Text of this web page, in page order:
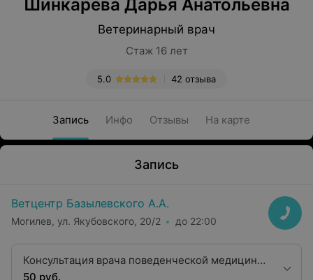
Шинкарева Дарья Анатольевна
Ветеринарный врач
Стаж 16 лет
42 отзыва
5.0
Запись Инфо Отзывы На карте
Запись
Ветцентр Базылевского А.А.
Могилев, ул. Якубовского, 20/2 до 22:00
Консультация врача поведенческой медицины
(зоопсихолог)
50 руб.